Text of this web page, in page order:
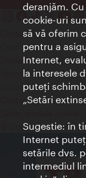
Contact
Credits
Declaraţie privind
Terms of Use
Accesibilitate
Contact presa
© Copyright Wien
deranjăm.
cookie-uri
să vă oferim
pentru a
Internet,
la interesele
puteţi
„Setări
Sugestie: în
Internet
setările dvs.
intermediul